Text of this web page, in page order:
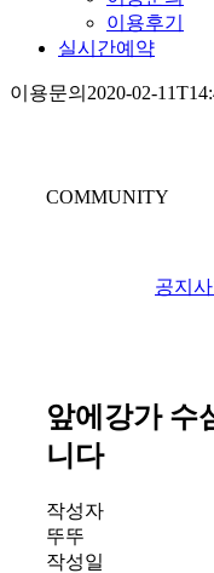
이용후기
실시간예약
이용문의 2020-02-
COMMUNITY
공지
앞에강가 수
니다
작성자
뚜뚜
작성일